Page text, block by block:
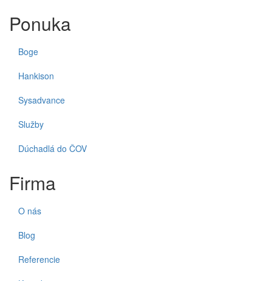
Ponuka
Boge
Hankison
Sysadvance
Služby
Dúchadlá do ČOV
Firma
O nás
Blog
Referencie